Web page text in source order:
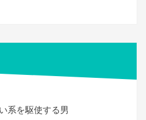
系を駆使する男